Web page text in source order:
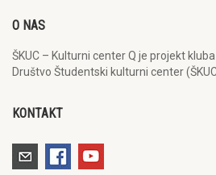
O NAS
ŠKUC – Kulturni center Q je projekt
Društvo Študentski kulturni center
KONTAKT